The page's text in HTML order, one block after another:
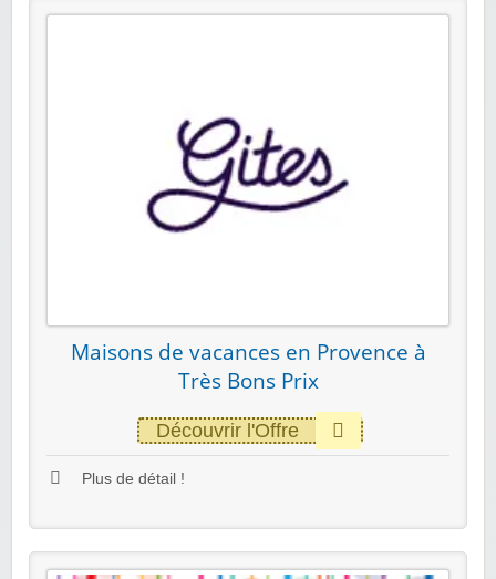
Maisons de vacances en Provence à
Très Bons Prix
Découvrir l'Offre
Plus de détail !